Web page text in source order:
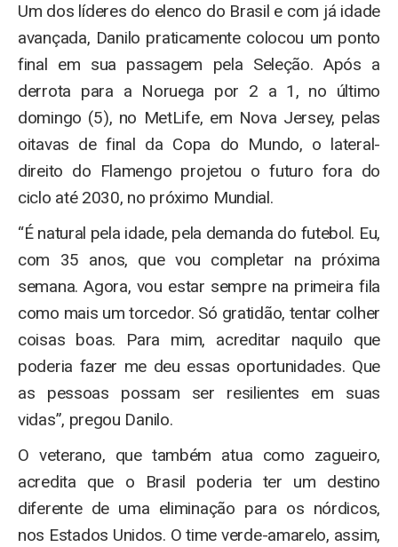
Um dos líderes do elenco do Brasil e com já idade
avançada, Danilo praticamente colocou um ponto
final em sua passagem pela Seleção. Após a
derrota para a Noruega por 2 a 1, no último
domingo (5), no MetLife, em Nova Jersey, pelas
oitavas de final da Copa do Mundo, o lateral-
direito do Flamengo projetou o futuro fora do
ciclo até 2030, no próximo Mundial.
“É natural pela idade, pela demanda do futebol. Eu,
com 35 anos, que vou completar na próxima
semana. Agora, vou estar sempre na primeira fila
como mais um torcedor. Só gratidão, tentar colher
coisas boas. Para mim, acreditar naquilo que
poderia fazer me deu essas oportunidades. Que
as pessoas possam ser resilientes em suas
vidas”, pregou Danilo.
O veterano, que também atua como zagueiro,
acredita que o Brasil poderia ter um destino
diferente de uma eliminação para os nórdicos,
nos Estados Unidos. O time verde-amarelo, assim,